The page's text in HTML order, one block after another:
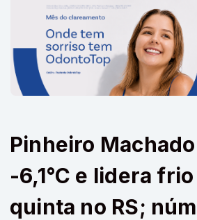
Pinheiro
-6,1°C e lidera
quinta no RS;